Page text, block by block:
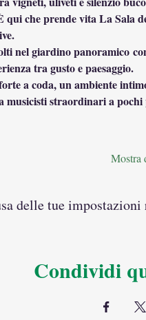
che prende vita La Sala
nel giardino panoramico
tra gusto e paesaggio.
a coda, un ambiente
musicisti straordinari a
Mostra
delle tue
Condividi